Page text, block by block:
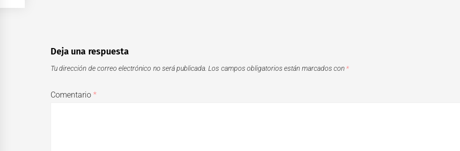
Deja una respuesta
Tu dirección de correo electrónico no será publicada. Los campos obligatorios están marcados con *
Comentario*